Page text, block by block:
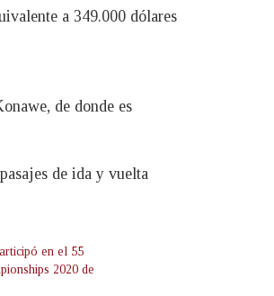
a 349.000 dólares
de donde es
de ida y vuelta
en el 55
2020 de